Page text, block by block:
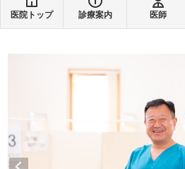
医院トップ 診療案内 医師